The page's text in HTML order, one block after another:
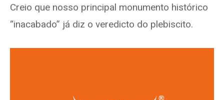
Creio que nosso principal monumento histórico
“inacabado” já diz o veredicto do plebiscito.